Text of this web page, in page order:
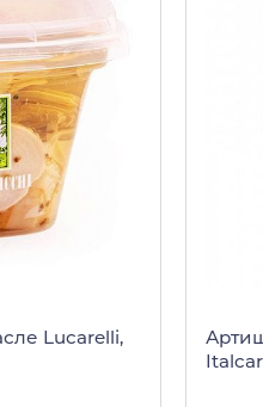
Lucarelli,